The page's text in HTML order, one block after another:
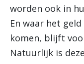
worden ook in
En waar het
komen, blijft
Natuurlijk is